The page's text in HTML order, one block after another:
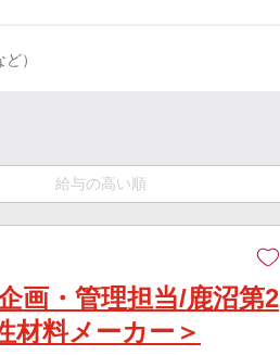
）
給与の高い順
画・管理担当/鹿沼第2
材料メーカー＞